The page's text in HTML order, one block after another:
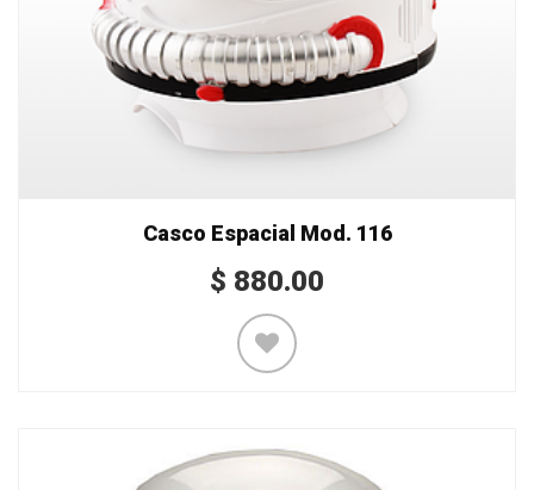
Casco Espacial Mod. 116
$ 880.00